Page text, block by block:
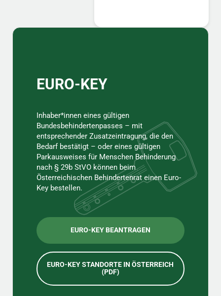
Sidebar
EURO-KEY
Inhaber*innen eines gültigen
Bundesbehindertenpasses – mit
entsprechender Zusatzeintragung, die den
Bedarf bestätigt – oder eines gültigen
Parkausweises für Menschen Behinderung
nach § 29b StVO können beim
Österreichischen Behindertenrat einen Euro-
Key bestellen.
EURO-KEY BEANTRAGEN
EURO-KEY STANDORTE IN ÖSTERREICH
(PDF)